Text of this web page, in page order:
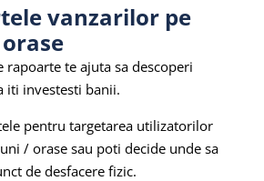
vanzarilor pe
rapoarte te ajuta sa descoperi
iti investesti banii.
pentru targetarea utilizatorilor
/ orase sau poti decide unde sa
de desfacere fizic.